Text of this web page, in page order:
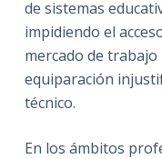
de sistemas
impidiendo el
mercado de
equiparación
técnico.
En los ámbitos